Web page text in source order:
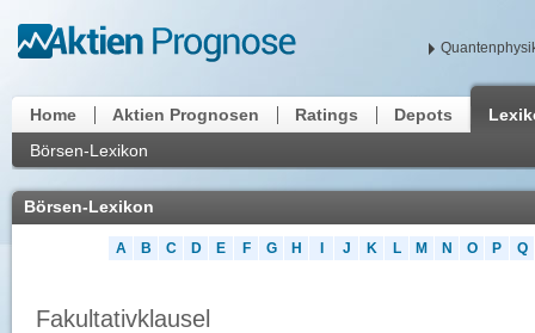
Home Aktien Prognosen Ratings Depots
Börsen-Lexikon
Börsen-Lexikon
A B C D E F G H J K L M N O P Q
Fakultativklausel